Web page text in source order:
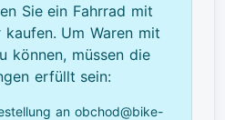
Sie ein Fahrrad mit
Um Waren mit
können, müssen die
erfüllt sein:
an obchod@bike-